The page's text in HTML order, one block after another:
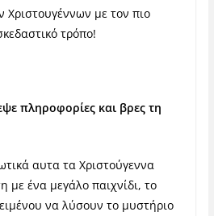
Χριστουγέννων με τον πιο
τρόπο!
πληροφορίες και βρες τη
αυτα τα Χριστούγεννα
ένα μεγάλο παιχνίδι, το
να λύσουν το μυστήριο